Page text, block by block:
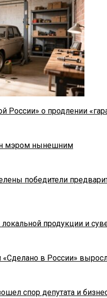
России» о продлении
мэром нынешним
победители
продукции и
в России»
спор депутата и